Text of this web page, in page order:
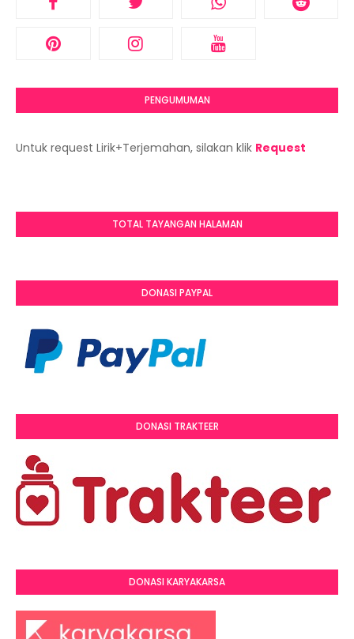
PENGUMUMAN
Untuk request Lirik+Terjemahan, silakan klik Request
TOTAL TAYANGAN HALAMAN
DONASI PAYPAL
DONASI TRAKTEER
DONASI KARYAKARSA